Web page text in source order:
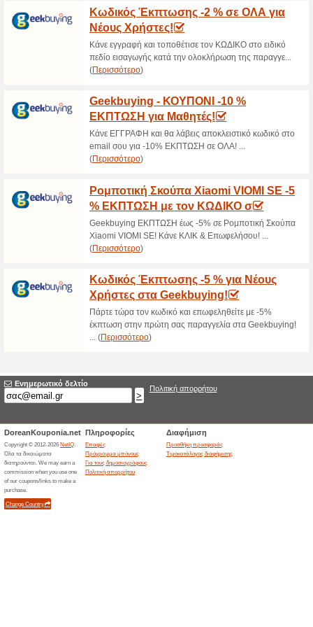
Τρέχουσες
2026)
Προσφορές Στο
64% Λειτούργησε Ekptoseis
Μπες και δες όλες τις
Σχετικές